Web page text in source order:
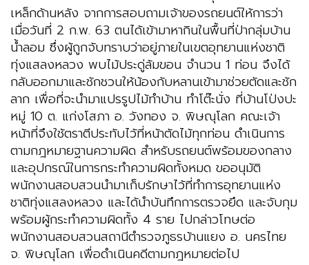
เหล็กด้านหลัง จากการสอบถามเจ้าของรถยนต์ให้การว่า
เมื่อวันที่ 2 ก.พ. 63 ตนได้เข้ามาหากินในพื้นที่ป่ากลุ่มบ้าน
น้ำลอม ซึ่งผู้ถูกจับทราบว่าอยู่ภายในเขตอุทยานแห่งชาติ
ทุ่งแสลงหลวง พบไม้ประดู่ล้มขอน จำนวน 1 ท่อน จึงได้
กลับออกมาและชักชวนให้น้องกับหลานเข้ามาช่วยตัดและชัก
ลาก เพื่อที่จะนำมาแปรรูปไม้ทำบ้าน ทำโต๊ะนั่ง ที่บ้านโป่งปะ
หมู่ 10 ต. แก่งโสภา อ. วังทอง จ. พิษณุโลก คณะเจ้า
หน้าที่จึงใช้ตราตีประทับไว้ที่หน้าตัดไม้ทุกท่อน ดำเนินการ
ตามกฎหมายฐานความผิด สำหรับรถยนต์พร้อมของกลาง
และอุปกรณ์ในการกระทำความผิดทั้งหมด ขออนุมัติ
พนักงานสอบสวนนำมาเก็บรักษาไว้ที่ทำการอุทยานแห่ง
ชาติทุ่งแสลงหลวง และได้นำบันทึกการตรวจยึด และจับกุม
พร้อมผู้กระทำความผิดทั้ง 4 ราย ไปกล่าวโทษต่อ
พนักงานสอบสวนสถานีตำรวจภูธรบ้านแยง อ. นครไทย
จ. พิษณุโลก เพื่อดำเนินคดีตามกฎหมายต่อไป